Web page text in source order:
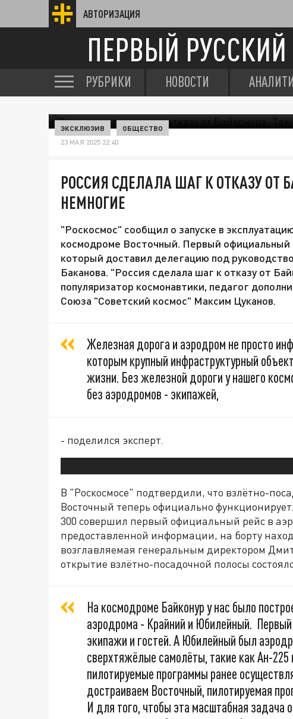
АВТОРИЗАЦИЯ
ПЕРВЫЙ РУССКИЙ
РУБРИКИ НОВОСТИ
ЭКСКЛЮЗИВ ОБЩЕСТВО
23 МАЯ 2025 22:40
РОССИЯ СДЕЛАЛА ШАГ К ОТКАЗУ ОТ
НЕМНОГИЕ
"Роскосмос" сообщил о запуске в
космодроме Восточный. Первый официальный
который доставил делегацию под
Баканова. "Россия сделала шаг к отказу от
популяризатор космонавтики, педагог
Союза "Советский космос" Максим Цуканов.
Железная дорога и аэродром не просто
которым крупный инфраструктурный
жизни. Без железной дороги у нашего
без аэродромов - экипажей,
- поделился эксперт.
В "Роскосмосе" подтвердили, что взлётно-
Восточный теперь официально
300 совершил первый официальный рейс в
предоставленной информации, на борту
возглавляемая генеральным директором
открытие взлётно-посадочной полосы
На космодроме Байконур у нас было
аэродрома - Крайний и Юбилейный. Первый
экипажи и гостей. А Юбилейный был
сверхтяжёлые самолёты, такие как Ан-
пилотируемые программы ранее
достраиваем Восточный, пилотируемая
И для того, чтобы эта масштабная задача